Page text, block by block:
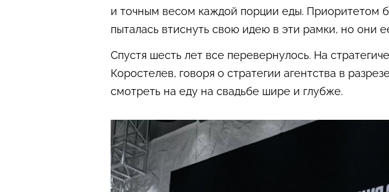
и точным весом каждой порции еды. Приоритетом
пыталась втиснуть свою идею в эти рамки, но они
Спустя шесть лет все перевернулось. На
Коростелев, говоря о стратегии агентства в
смотреть на еду на свадьбе шире и глубже.